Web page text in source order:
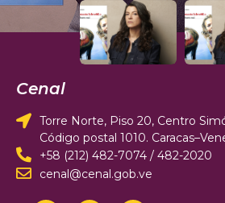
Cenal
Torre Norte, Piso 20, Centro
Código postal 1010.
+58 (212) 482-7074 / 482-2020
cenal@cenal.gob.ve